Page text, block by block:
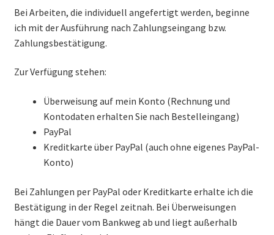
Bei Arbeiten, die individuell angefertigt werden, beginne
ich mit der Ausführung nach Zahlungseingang bzw.
Zahlungsbestätigung.
Zur Verfügung stehen:
Überweisung auf mein Konto (Rechnung und
Kontodaten erhalten Sie nach Bestelleingang)
PayPal
Kreditkarte über PayPal (auch ohne eigenes PayPal-
Konto)
Bei Zahlungen per PayPal oder Kreditkarte erhalte ich die
Bestätigung in der Regel zeitnah. Bei Überweisungen
hängt die Dauer vom Bankweg ab und liegt außerhalb